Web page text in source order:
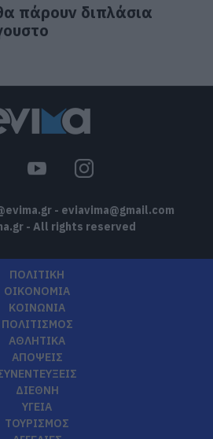
πάρουν διπλάσια
- eviavima@gmail.com
- All rights reserved
ΠΟΛΙΤΙΚΗ
ΟΙΚΟΝΟΜΙΑ
ΚΟΙΝΩΝΙΑ
ΠΟΛΙΤΙΣΜΟΣ
ΑΘΛΗΤΙΚΑ
ΑΠΟΨΕΙΣ
ΔΙΕΘΝΗ
ΥΓΕΙΑ
ΤΟΥΡΙΣΜΟΣ